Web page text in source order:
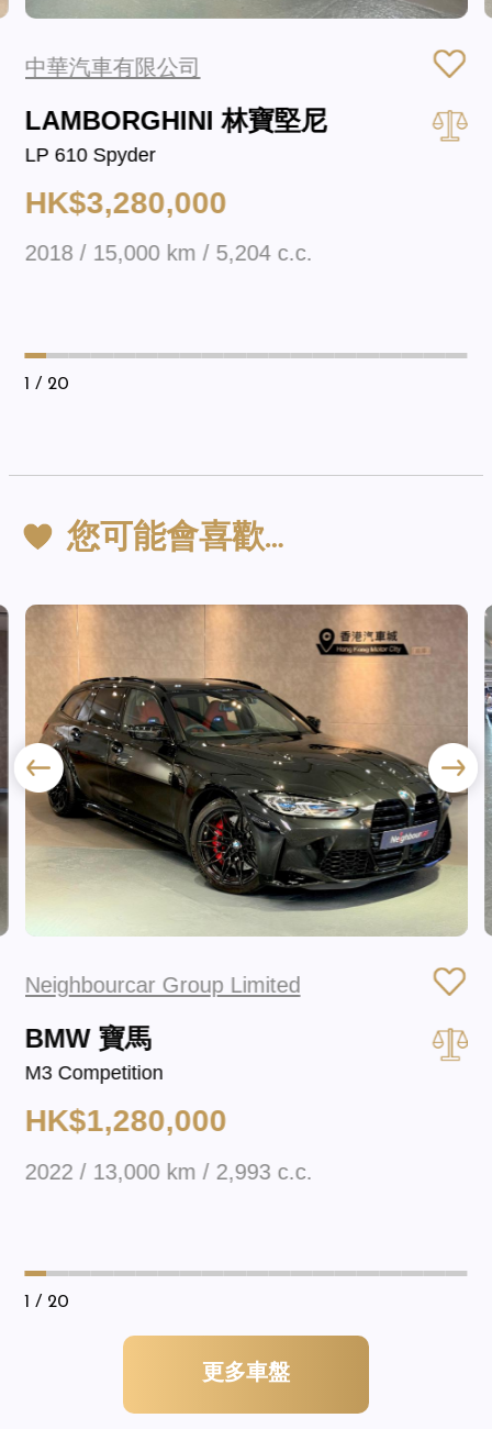
中華汽車有限公司
LAMBORGHINI 林寶堅尼
LP 610 Spyder
HK$3,280,000
2018 / 15,000 km / 5,204 c.c.
1 / 20
您可能會喜歡…
Neighbourcar Group Limited
BMW 寶馬
M3 Competition
HK$1,280,000
2022 / 13,000 km / 2,993 c.c.
1 / 20
更多車盤